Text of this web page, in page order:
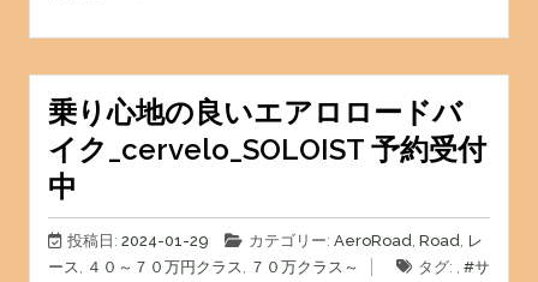
乗り心地の良いエアロロードバ
イク_cervelo_SOLOIST 予約受付
中
投稿日: 2024-01-29 カテゴリー: AeroRoad Road レ
ース
４０～７０万円クラス ７０万クラス～ タグ: , #サ